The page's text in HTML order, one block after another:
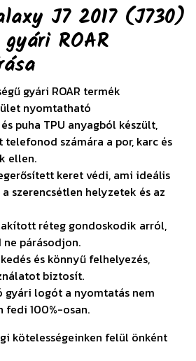
J7 2017 (J730)
ROAR
gyári ROAR termék
nyomtatható
puha TPU anyagból készült,
számára a por, karc és
ellen.
keret védi, ami ideális
szerencsétlen helyzetek és az
réteg gondoskodik arról,
párásodjon.
és könnyű felhelyezés,
biztosít.
gyári logót a nyomtatás nem
fedi 100%-osan.
kötelességeinken felül önként